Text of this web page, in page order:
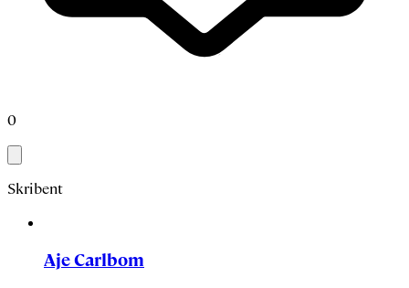
0
Skribent
Aje Carlbom